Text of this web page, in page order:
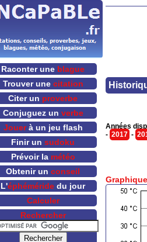
Années
- 2017 -
Raconter une blague
Trouver une citation
Citer un proverbe
Conjuguez un verbe
Jouerà un jeu flash
Finir un sudoku
Prévoir la météo
Obtenir un conseil
L'éphéméride du jour
Calculer
Rechercher